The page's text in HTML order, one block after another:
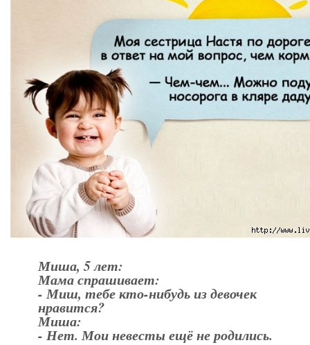
Миша, 5 лет:
Мама спрашивает:
- Миш, тебе кто-нибудь из девочек
нравится?
Миша:
- Нет. Мои невесты ещё не родились.